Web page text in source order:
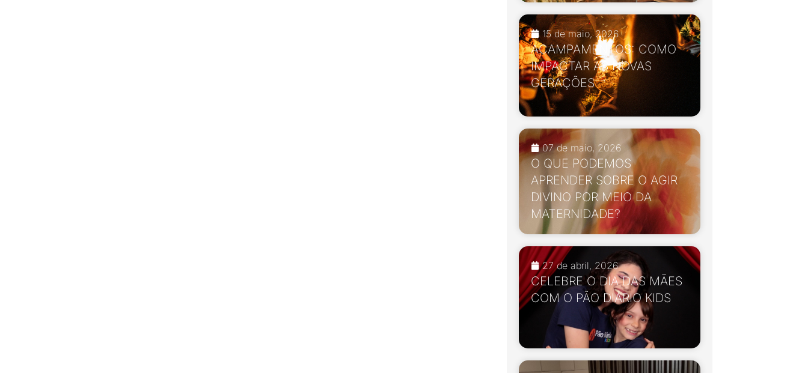
15 de maio, 2026
ACAMPAMENTOS: COMO
IMPACTAR AS NOVAS
GERAÇÕES
07 de maio, 2026
O QUE PODEMOS
APRENDER SOBRE O AGIR
DIVINO POR MEIO DA
MATERNIDADE?
27 de abril, 2026
CELEBRE O DIA DAS MÃES
COM O PÃO DIÁRIO KIDS